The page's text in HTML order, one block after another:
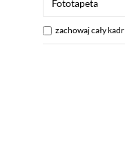
Fototapeta
zachowaj cały kadr